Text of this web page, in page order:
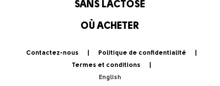
SANS LACTOSE
OÙ ACHETER
Contactez-nous
Politique de confidentialité
Termes et conditions